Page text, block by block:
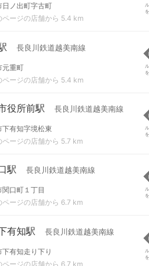
日ノ出町字古町
ページの店舗から 5.4 km
長良川鉄道越美南線
元重町
ページの店舗から 5.4 km
役所前駅 長良川鉄道越美南線
下有知字境松東
ページの店舗から 5.7 km
駅 長良川鉄道越美南線
関口町１丁目
ページの店舗から 6.7 km
有知駅 長良川鉄道越美南線
下有知走り下り
ページの店舗から 6.7 km